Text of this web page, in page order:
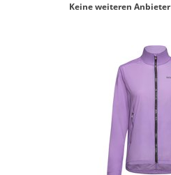
Keine weiteren Anbieter